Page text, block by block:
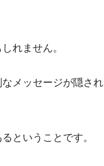
れません。
メッセージが隠され
ということです。